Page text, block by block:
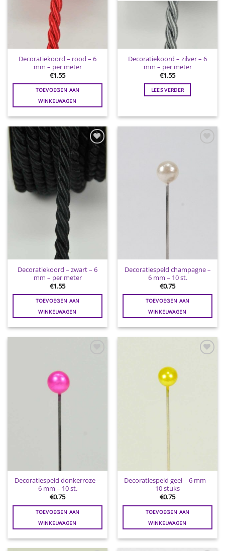
Decoratiekoord – rood – 6
mm – per meter
€1.55
TOEVOEGEN AAN
WINKELWAGEN
Decoratiekoord – zilver – 6
mm – per meter
€1.55
LEES VERDER
Toevoegen
wenslijst
Decoratiekoord – zwart – 6
mm – per meter
€1.55
TOEVOEGEN AAN
WINKELWAGEN
Decoratiespeld champagne –
6 mm – 10 st.
€0.75
TOEVOEGEN AAN
WINKELWAGEN
Decoratiespeld donkerroze –
6 mm – 10 st.
€0.75
TOEVOEGEN AAN
WINKELWAGEN
Decoratiespeld geel – 6 mm –
10 stuks
€0.75
TOEVOEGEN AAN
WINKELWAGEN